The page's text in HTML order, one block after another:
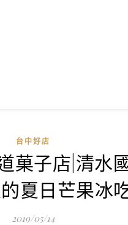
台中好店
菓子店|清水
夏日芒果冰
2019/05/14